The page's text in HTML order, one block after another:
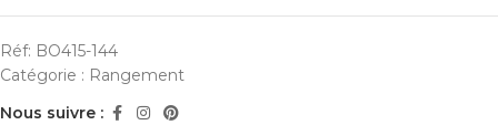
Réf: BO415-144
Catégorie : Rangement
Nous suivre :